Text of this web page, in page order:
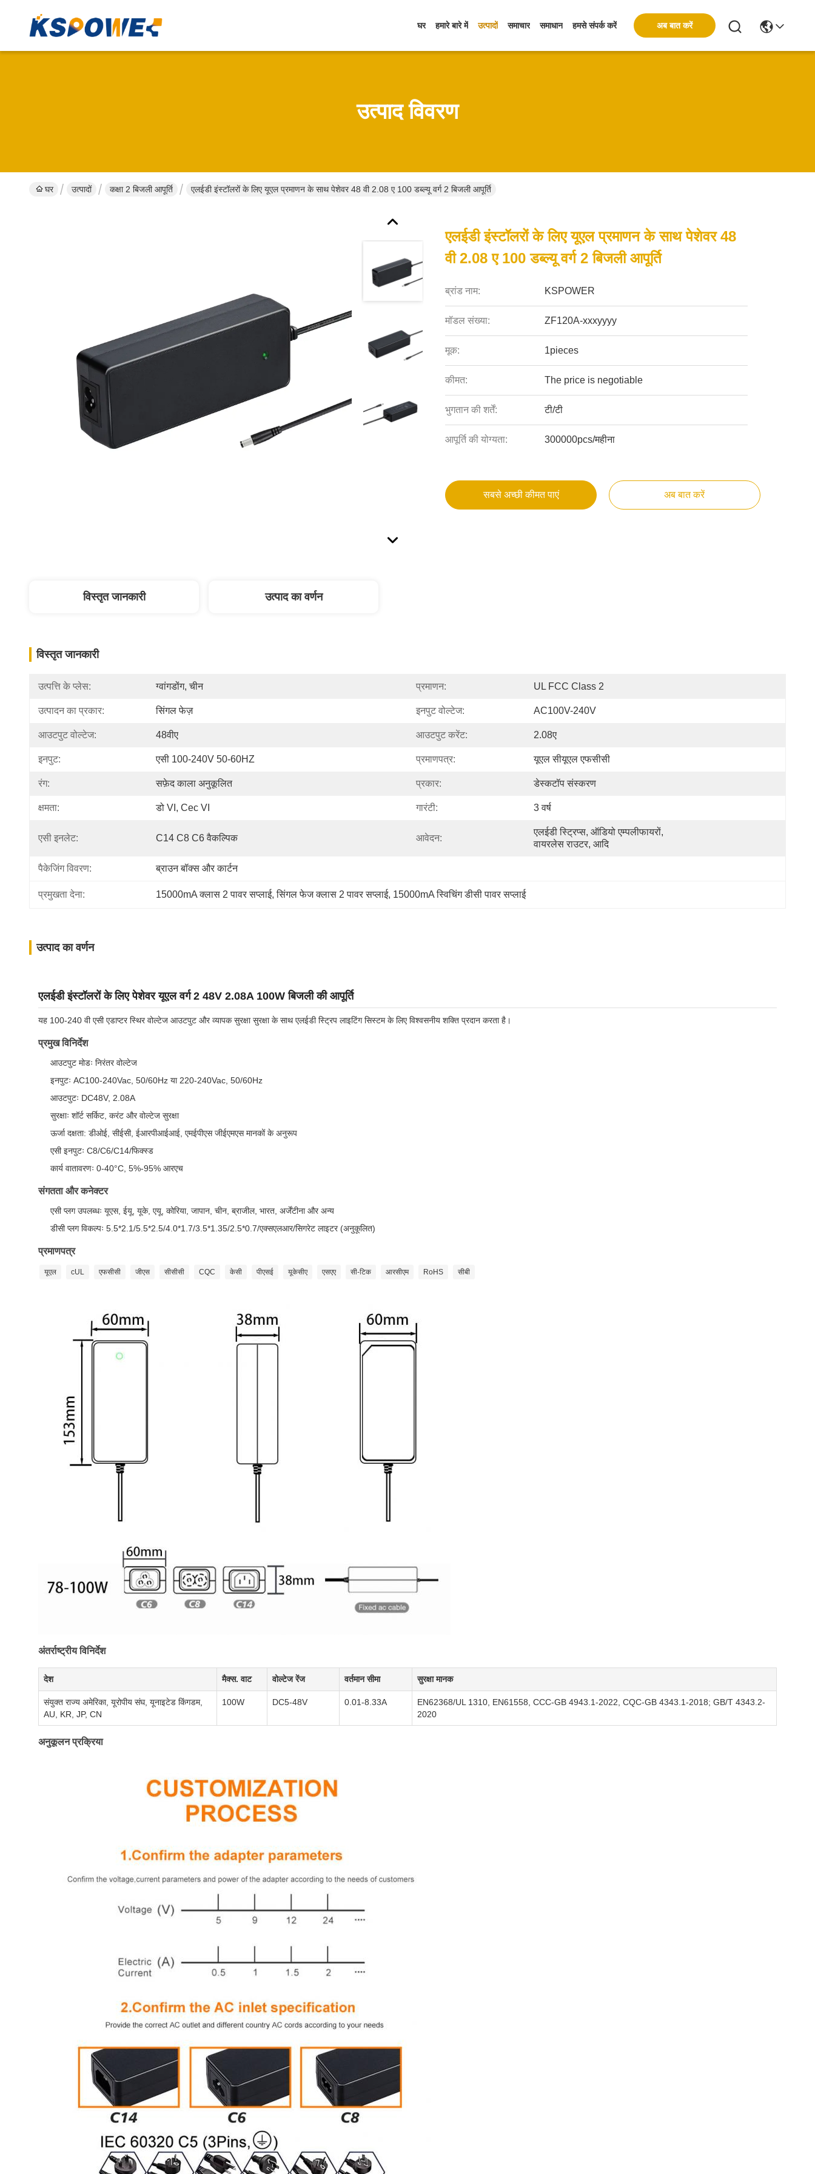
घर हमारे बारे में उत्पादों समाचार समाधान हमसे संपर्क करें अब बात करें
उत्पाद विवरण
घर उत्पादों कक्षा 2 बिजली आपूर्ति एलईडी इंस्टॉलरों के लिए यूएल प्रमाणन के साथ पेशेवर 48 वी 2.08 ए 100 डब्ल्यू वर्ग 2 बिजली आपूर्ति
एलईडी इंस्टॉलरों के लिए यूएल प्रमाणन के साथ पेशेवर 48
वी 2.08 ए 100 डब्ल्यू वर्ग 2 बिजली आपूर्ति
ब्रांड नाम: KSPOWER
मॉडल संख्या: ZF120A-xxxyyyy
मूक: 1pieces
कीमत: The price is negotiable
भुगतान की शर्तें: टी/टी
आपूर्ति की योग्यता: 300000pcs/महीना
सबसे अच्छी कीमत पाएं अब बात करें
विस्तृत जानकारी उत्पाद का वर्णन
विस्तृत जानकारी
उत्पत्ति के प्लेस: ग्वांगडोंग, चीन प्रमाणन: UL FCC Class 2
उत्पादन का प्रकार: सिंगल फेज़ इनपुट वोल्टेज: AC100V-240V
आउटपुट वोल्टेज: 48वीए आउटपुट करेंट: 2.08ए
इनपुट: एसी 100-240V 50-60HZ प्रमाणपत्र: यूएल सीयूएल एफसीसी
रंग: सफ़ेद काला अनुकूलित प्रकार: डेस्कटॉप संस्करण
क्षमता: डो VI, Cec VI गारंटी: 3 वर्ष
एसी इनलेट: C14 C8 C6 वैकल्पिक आवेदन:
एलईडी स्ट्रिप्स, ऑडियो एम्पलीफायरों,
वायरलेस राउटर, आदि
पैकेजिंग विवरण: ब्राउन बॉक्स और कार्टन
प्रमुखता देना: 15000mA क्लास 2 पावर सप्लाई, सिंगल फेज क्लास 2 पावर सप्लाई, 15000mA स्विचिंग डीसी पावर सप्लाई
उत्पाद का वर्णन
एलईडी इंस्टॉलरों के लिए पेशेवर यूएल वर्ग 2 48V 2.08A 100W बिजली की आपूर्ति
यह 100-240 वी एसी एडाप्टर स्थिर वोल्टेज आउटपुट और व्यापक सुरक्षा सुरक्षा के साथ एलईडी स्ट्रिप लाइटिंग सिस्टम के लिए विश्वसनीय शक्ति प्रदान करता है।
प्रमुख विनिर्देश
आउटपुट मोडः निरंतर वोल्टेज
इनपुटः AC100-240Vac, 50/60Hz या 220-240Vac, 50/60Hz
आउटपुटः DC48V, 2.08A
सुरक्षाः शॉर्ट सर्किट, करंट और वोल्टेज सुरक्षा
ऊर्जा दक्षता: डीओई, सीईसी, ईआरपीआईआई, एमईपीएस जीईएमएस मानकों के अनुरूप
एसी इनपुटः C8/C6/C14/फिक्स्ड
कार्य वातावरणः 0-40°C, 5%-95% आरएच
संगतता और कनेक्टर
एसी प्लग उपलब्धः यूएस, ईयू, यूके, एयू, कोरिया, जापान, चीन, ब्राजील, भारत, अर्जेंटीना और अन्य
डीसी प्लग विकल्पः 5.5*2.1/5.5*2.5/4.0*1.7/3.5*1.35/2.5*0.7/एक्सएलआर/सिगरेट लाइटर (अनुकूलित)
प्रमाणपत्र
यूएल cUL एफसीसी जीएस सीसीसी CQC केसी पीएसई यूकेसीए एसएए सी-टिक आरसीएम RoHS सीबी
अंतर्राष्ट्रीय विनिर्देश
देश मैक्स. वाट वोल्टेज रेंज वर्तमान सीमा सुरक्षा मानक
संयुक्त राज्य अमेरिका, यूरोपीय संघ, यूनाइटेड किंगडम,
AU, KR, JP, CN
100W DC5-48V 0.01-8.33A
EN62368/UL 1310, EN61558, CCC-GB 4943.1-2022, CQC-GB 4343.1-2018; GB/T 4343.2-
2020
अनुकूलन प्रक्रिया